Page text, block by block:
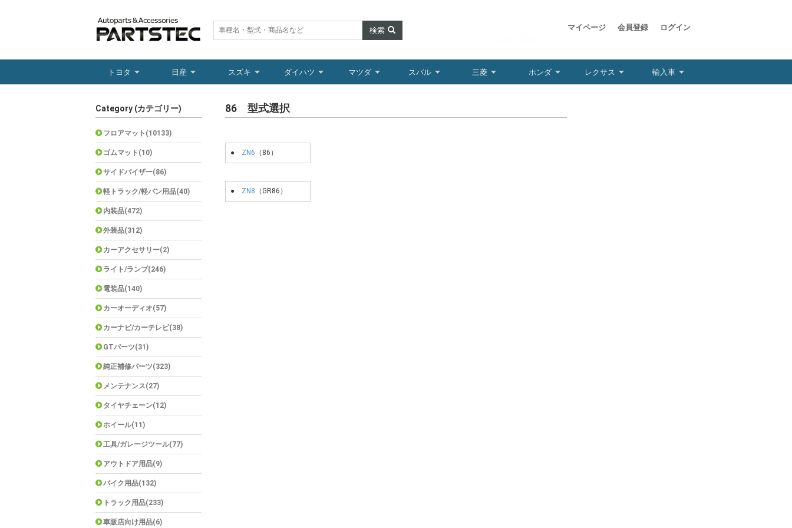
検索 マイページ 会員登録 ログイン
トヨタ 日産 スズキ ダイハツ マツダ スバル 三菱 ホンダ レクサス 輸入車
Category (カテゴリー)
フロアマット(10133)
ゴムマット(10)
サイドバイザー(86)
軽トラック/軽バン用品(40)
内装品(472)
外装品(312)
カーアクセサリー(2)
ライト/ランプ(246)
電装品(140)
カーオーディオ(57)
カーナビ/カーテレビ(38)
GTパーツ(31)
純正補修パーツ(323)
メンテナンス(27)
タイヤチェーン(12)
ホイール(11)
工具/ガレージツール(77)
アウトドア用品(9)
バイク用品(132)
トラック用品(233)
車販店向け用品(6)
86 型式選択
● ZN6 （86）
● ZN8 （GR86）